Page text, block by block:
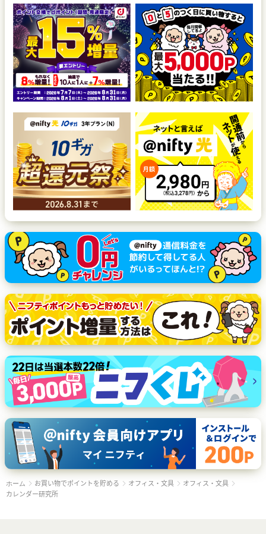
ホーム お買い物でポイントを貯める オフィス・文具
オフィス・文具
カレンダー研究所